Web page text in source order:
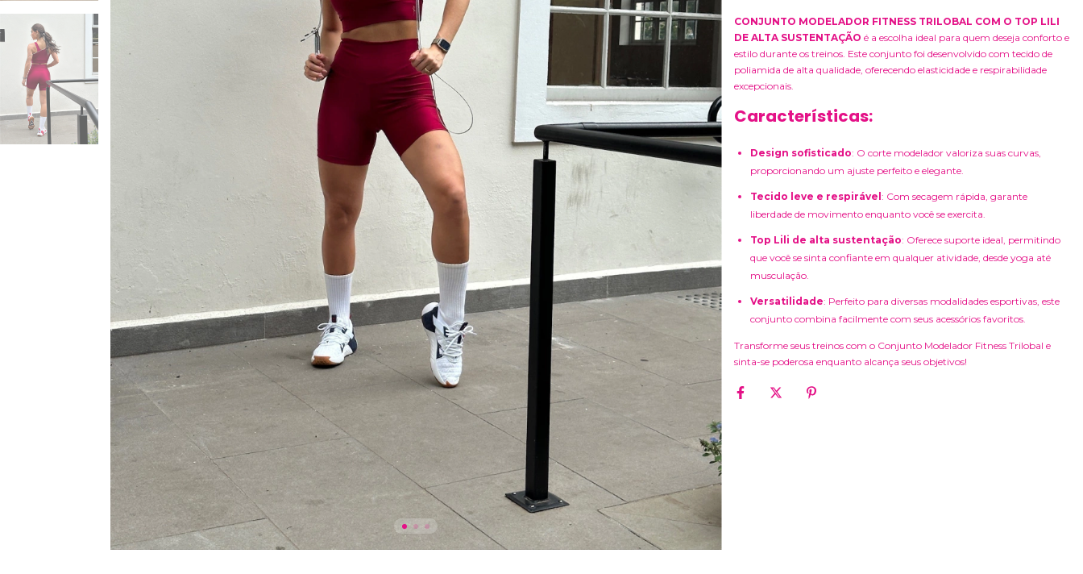
CONJUNTO MODELADOR FITNESS TRILOBAL COM O TOP LILI
DE ALTA SUSTENTAÇÃO é a escolha ideal para quem deseja conforto e
estilo durante os treinos. Este conjunto foi desenvolvido com tecido de
poliamida de alta qualidade, oferecendo elasticidade e respirabilidade
excepcionais.
Características:
Design sofisticado: O corte modelador valoriza suas curvas,
proporcionando um ajuste perfeito e elegante.
Tecido leve e respirável : Com secagem rápida, garante
liberdade de movimento enquanto você se exercita.
Top Lili de alta sustentação: Oferece suporte ideal, permitindo
que você se sinta confiante em qualquer atividade, desde yoga até
musculação.
Versatilidade: Perfeito para diversas modalidades esportivas, este
conjunto combina facilmente com seus acessórios favoritos.
Transforme seus treinos com o Conjunto Modelador Fitness Trilobal e
sinta-se poderosa enquanto alcança seus objetivos!